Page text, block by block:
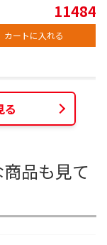
11484
カートに入れる
る
品も見て